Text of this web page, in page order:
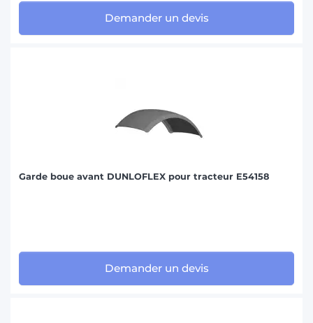
Demander un devis
Garde boue avant DUNLOFLEX pour tracteur E54158
Demander un devis